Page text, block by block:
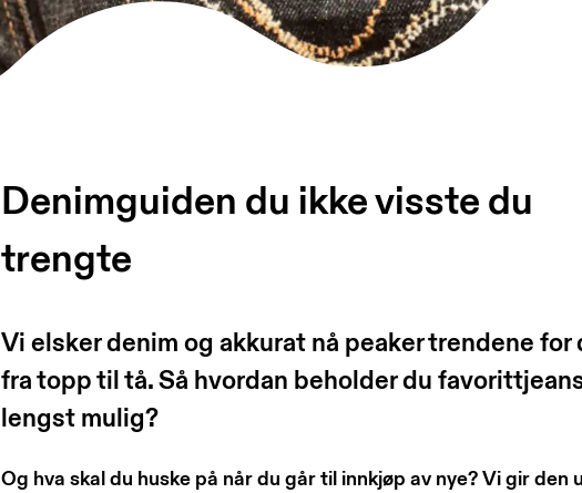
Denimguiden du ikke visste du
trengte
Vi elsker denim og akkurat nå peaker trendene for
fra topp til tå. Så hvordan beholder du
lengst mulig?
Og hva skal du huske på når du går til innkjøp av nye? Vi gir den